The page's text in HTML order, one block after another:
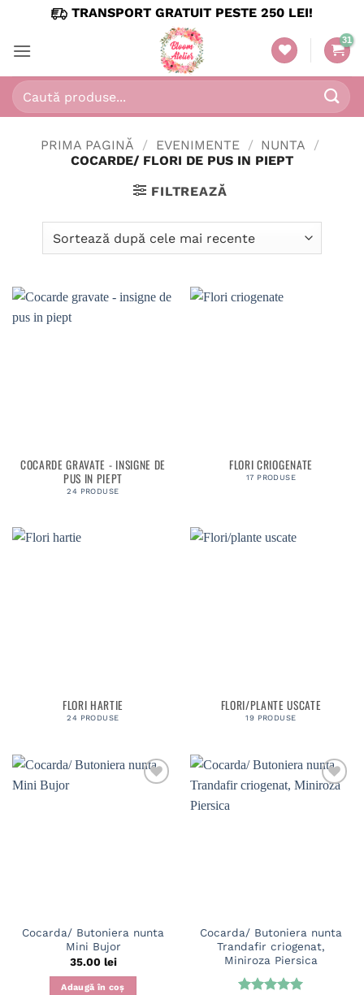
content
TRANSPORT GRATUIT PESTE 250 LEI!
Caută
după:
PRIMA PAGINĂ / EVENIMENTE / NUNTA
/
COCARDE/ FLORI DE PUS IN PIEPT
FILTREAZĂ
COCARDE GRAVATE - INSIGNE DE
PUS IN PIEPT
24 PRODUSE
FLORI CRIOGENATE
17 PRODUSE
FLORI HARTIE
24 PRODUSE
FLORI/PLANTE USCATE
19 PRODUSE
Cocarda/ Butoniera nunta
Mini Bujor
35.00 lei
Adaugă în coș
Cocarda/ Butoniera nunta
Trandafir criogenat,
Miniroza Piersica